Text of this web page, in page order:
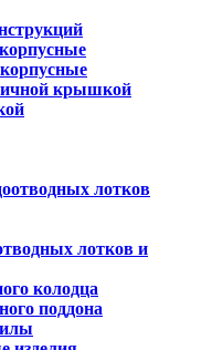
крышкой
лотков
лотков и
колодца
поддона